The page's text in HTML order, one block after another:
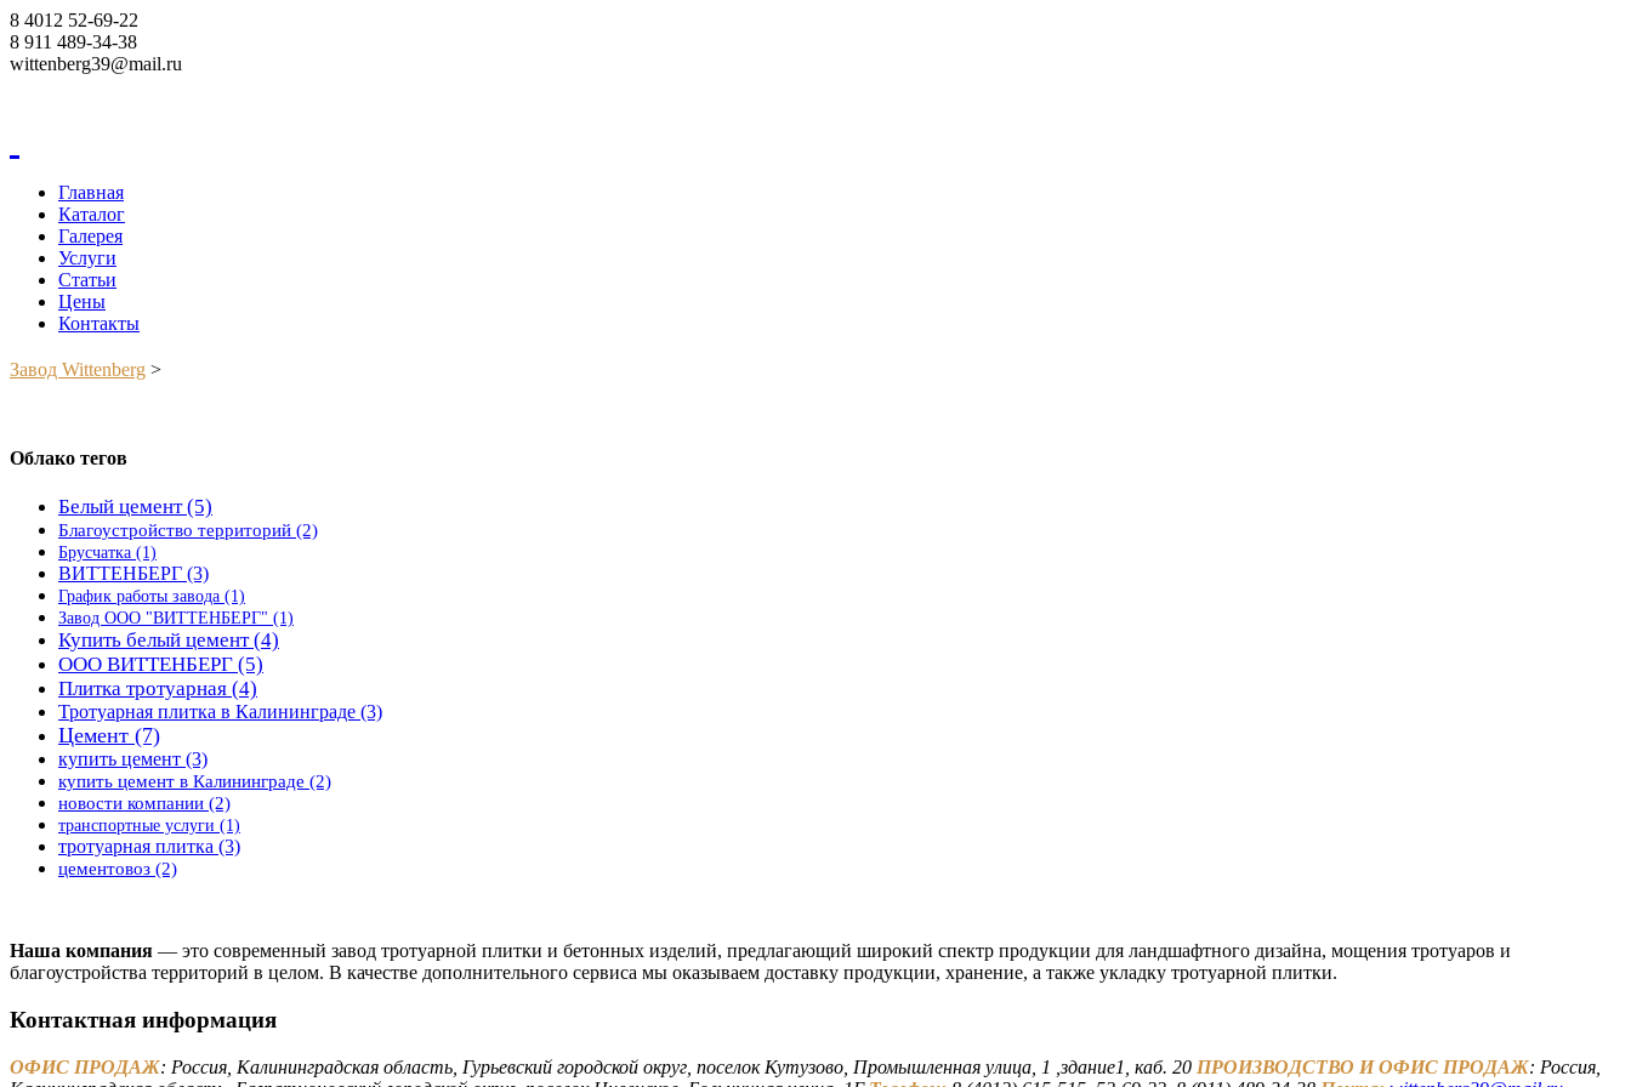
8 4012 52-69-22
8 911 489-34-38
wittenberg39@mail.ru
Главная
Каталог
Галерея
Услуги
Статьи
Цены
Контакты
Завод Wittenberg >
Облако тегов
Белый цемент(5)
Благоустройство территорий (2)
Брусчатка (1)
ВИТТЕНБЕРГ (3)
График работы завода (1)
Завод ООО "ВИТТЕНБЕРГ" (1)
Купить белый цемент(4)
ООО ВИТТЕНБЕРГ (5)
Плитка тротуарная (4)
Тротуарная плитка в Калининграде (3)
Цемент (7)
купить цемент (3)
купить цемент в Калининграде (2)
новости компании (2)
транспортные услуги (1)
тротуарная плитка (3)
цементовоз (2)
Наша компания — это современный завод тротуарной плитки и бетонных изделий, предлагающий широкий спектр продукции для ландшафтного дизайна, мощения тротуаров и
благоустройства территорий в целом. В качестве дополнительного сервиса мы оказываем доставку продукции, хранение, а также укладку тротуарной плитки.
Контактная информация
ОФИС ПРОДАЖ: Россия, Калининградская область, Гурьевский городской округ, поселок Кутузово, Промышленная улица, 1 ,здание1, каб. 20 ПРОИЗВОДСТВО И ОФИС ПРОДАЖ: Россия,